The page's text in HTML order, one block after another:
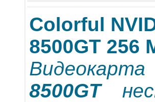
Colorful
8500GT 256
8500GT